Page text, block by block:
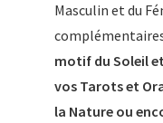
Masculin et du
motif du Soleil
vos Tarots et
la Nature ou